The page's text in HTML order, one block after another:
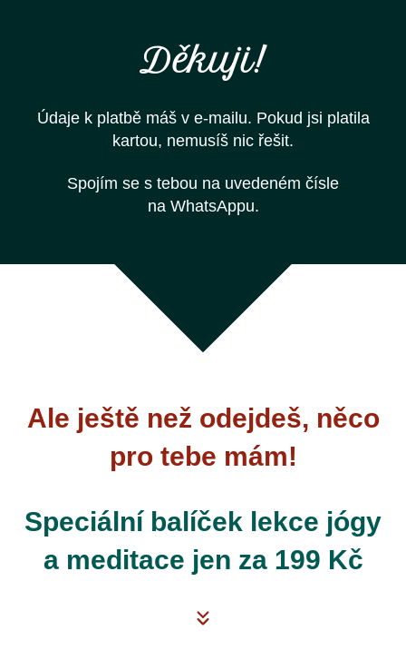
Děkuji!
Údaje k platbě máš v e-mailu. Pokud jsi platila
kartou, nemusíš nic řešit.
Spojím se s tebou na uvedeném čísle
na WhatsAppu.
Ale ještě než odejdeš, něco
pro tebe mám!
Speciální balíček lekce jógy
a meditace jen za 199 Kč